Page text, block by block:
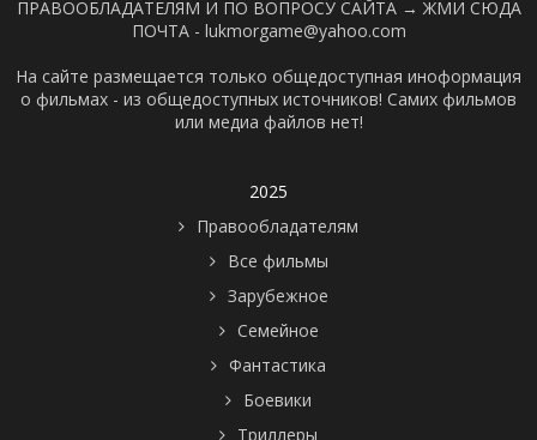
ПРАВООБЛАДАТЕЛЯМ И ПО ВОПРОСУ САЙТА → ЖМИ СЮДА
ПОЧТА - lukmorgame@yahoo.com
На сайте размещается только общедоступная иноформация
о фильмах - из общедоступных источников! Самих фильмов
или медиа файлов нет!
2025
Правообладателям
Все фильмы
Зарубежное
Семейное
Фантастика
Боевики
Триллеры